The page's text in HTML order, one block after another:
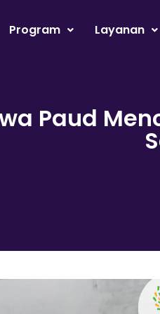
Program Layanan
Paud